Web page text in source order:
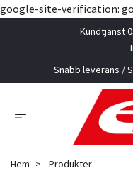
google-site-verification:
Kundtjänst
Snabb leverans /
Hem
Produkter